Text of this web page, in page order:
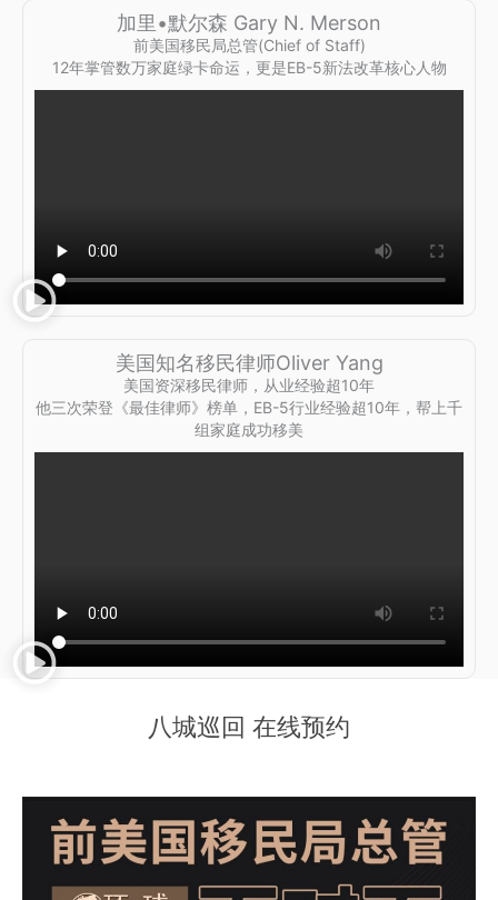
加里•默尔森 Gary N. Merson
前美国移民局总管(Chief of Staff)
12年掌管数万家庭绿卡命运，更是EB-5新法改革核心人物
美国知名移民律师Oliver Yang
美国资深移民律师，从业经验超10年
他三次荣登《最佳律师》榜单，EB-5行业经验超10年，帮上千
组家庭成功移美
八城巡回 在线预约